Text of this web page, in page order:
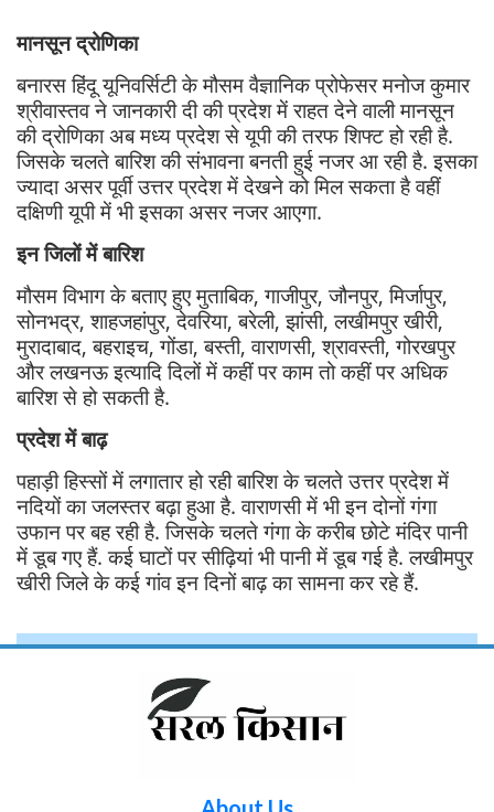
मानसून द्रोणिका
बनारस हिंदू यूनिवर्सिटी के मौसम वैज्ञानिक प्रोफेसर मनोज कुमार
श्रीवास्तव ने जानकारी दी की प्रदेश में राहत देने वाली मानसून
की द्रोणिका अब मध्य प्रदेश से यूपी की तरफ शिफ्ट हो रही है.
जिसके चलते बारिश की संभावना बनती हुई नजर आ रही है. इसका
ज्यादा असर पूर्वी उत्तर प्रदेश में देखने को मिल सकता है वहीं
दक्षिणी यूपी में भी इसका असर नजर आएगा.
इन जिलों में बारिश
मौसम विभाग के बताए हुए मुताबिक, गाजीपुर, जौनपुर, मिर्जापुर,
सोनभद्र, शाहजहांपुर, देवरिया, बरेली, झांसी, लखीमपुर खीरी,
मुरादाबाद, बहराइच, गोंडा, बस्ती, वाराणसी, श्रावस्ती, गोरखपुर
और लखनऊ इत्यादि दिलों में कहीं पर काम तो कहीं पर अधिक
बारिश से हो सकती है.
प्रदेश में बाढ़
पहाड़ी हिस्सों में लगातार हो रही बारिश के चलते उत्तर प्रदेश में
नदियों का जलस्तर बढ़ा हुआ है. वाराणसी में भी इन दोनों गंगा
उफान पर बह रही है. जिसके चलते गंगा के करीब छोटे मंदिर पानी
में डूब गए हैं. कई घाटों पर सीढ़ियां भी पानी में डूब गई है. लखीमपुर
खीरी जिले के कई गांव इन दिनों बाढ़ का सामना कर रहे हैं.